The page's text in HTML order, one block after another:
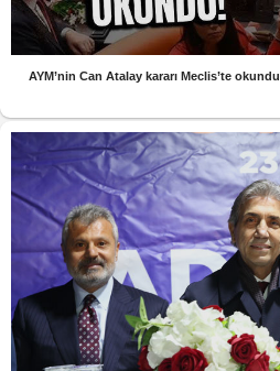
AYM’nin Can Atalay kararı Meclis’te okundu